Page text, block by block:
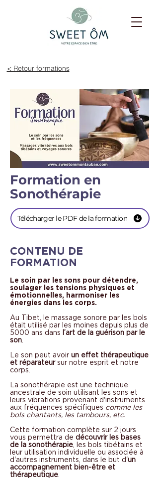
< Retour formations
Formation en
Sonothérapie
Télécharger le PDF de la formation
CONTENU DE
FORMATION
Le soin par les sons pour détendre,
soulager les tensions physiques et
émotionnelles, harmoniser les
énergies dans les corps.
Au Tibet, le massage sonore par les bols
était utilisé par les moines depuis plus de
5000 ans dans l’art de la guérison par le
son
Le son peut avoir un effet thérapeutique
et réparateursur notre esprit et notre
corps.
La sonothérapie est une technique
ancestrale de soin utilisant les sons et
leurs vibrations provenant d'instruments
aux fréquences spécifiques comme les
bols chantants, les tambours, etc.
Cette formation complète sur 2 jours
vous permettra de découvrir les bases
de la sonothérapie , les bols tibétains et
leur utilisation individuelle ou associée à
d'autres instruments, dans le but d'un
accompagnement bien-être et
thérapeutique